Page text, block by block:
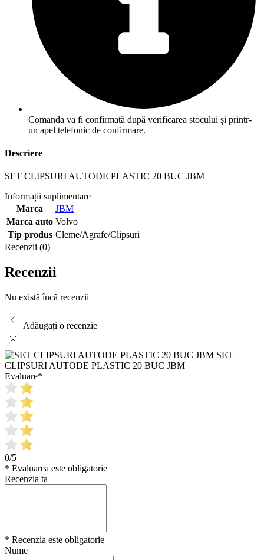
Comanda va fi confirmată după verificarea stocului și printr-
un apel telefonic de confirmare.
Descriere
SET CLIPSURI AUTODE PLASTIC 20 BUC JBM
Informații suplimentare
Marca
JBM
Marca auto Volvo
Tip produs Cleme/Agrafe/Clipsuri
Recenzii (0)
Recenzii
Nu există încă recenzii
Adăugați o recenzie
SET
CLIPSURI AUTODE PLASTIC 20 BUC JBM
Evaluare*
0/5
* Evaluarea este obligatorie
Recenzia ta
* Recenzia este obligatorie
Nume